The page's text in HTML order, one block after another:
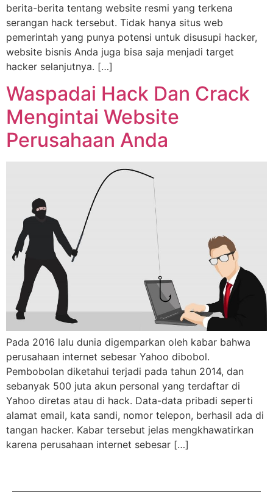
berita-berita tentang website resmi yang terkena
serangan hack tersebut. Tidak hanya situs web
pemerintah yang punya potensi untuk disusupi hacker,
website bisnis Anda juga bisa saja menjadi target
hacker selanjutnya. […]
Waspadai Hack Dan Crack
Mengintai Website
Perusahaan Anda
Pada 2016 lalu dunia digemparkan oleh kabar bahwa
perusahaan internet sebesar Yahoo dibobol.
Pembobolan diketahui terjadi pada tahun 2014, dan
sebanyak 500 juta akun personal yang terdaftar di
Yahoo diretas atau di hack. Data-data pribadi seperti
alamat email, kata sandi, nomor telepon, berhasil ada di
tangan hacker. Kabar tersebut jelas mengkhawatirkan
karena perusahaan internet sebesar […]